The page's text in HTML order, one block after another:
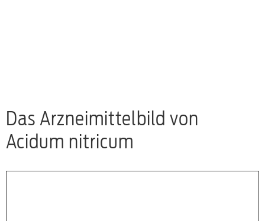
Das Arzneimittelbild von
Acidum nitricum